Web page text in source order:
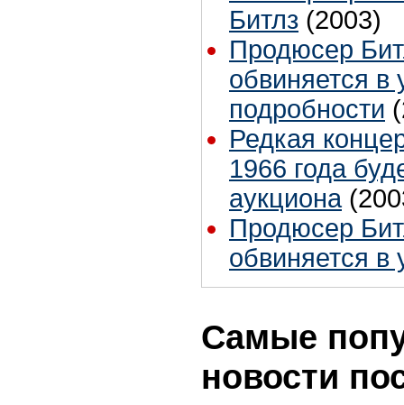
Битлз (2003)
Продюсер
обвиняется в
подробности
Редкая
1966 года
аукциона
Продюсер
обвиняется в
Самые
новости